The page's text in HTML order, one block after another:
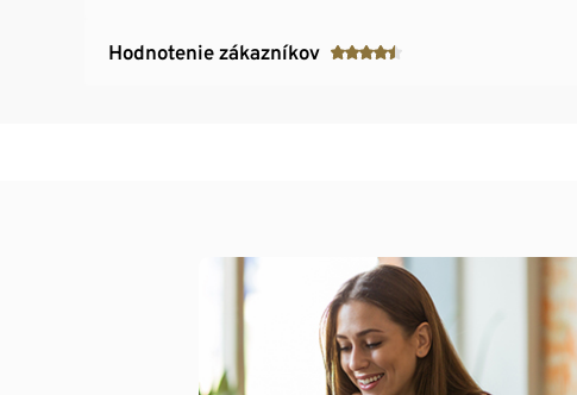
Hodnotenie zákazníkov